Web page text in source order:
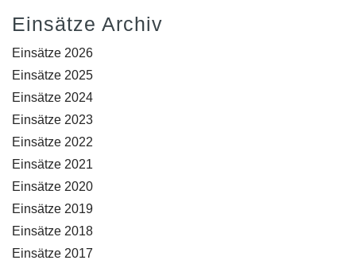
Einsätze Archiv
Einsätze 2026
Einsätze 2025
Einsätze 2024
Einsätze 2023
Einsätze 2022
Einsätze 2021
Einsätze 2020
Einsätze 2019
Einsätze 2018
Einsätze 2017